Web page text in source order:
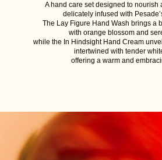
A hand care set designed to nourish
delicately infused with
The Lay Figure Hand Wash brings a
with orange blossom and
while the In Hindsight Hand Cream
intertwined with tender
offering a warm and